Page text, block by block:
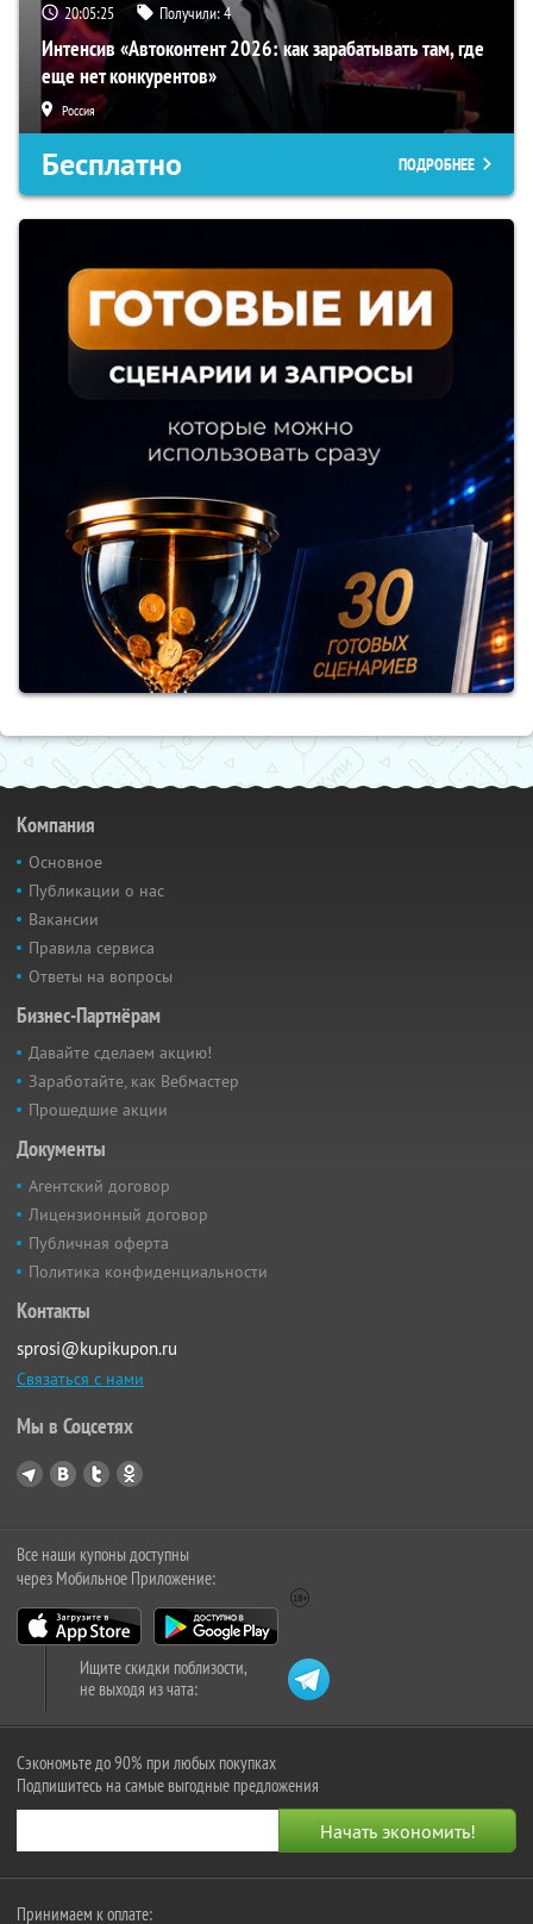
20:05:24 Получили:4
Интенсив «Автоконтент 2026: как зарабатывать там, где
еще нет конкурентов»
Россия
Бесплатно ПОДРОБНЕЕ
Компания
Основное
Публикации о нас
Вакансии
Правила сервиса
Ответы на вопросы
Бизнес-Партнёрам
Давайте сделаем акцию!
Заработайте, как Вебмастер
Прошедшие акции
Документы
Агентский договор
Лицензионный договор
Публичная оферта
Политика конфиденциальности
Контакты
sprosi@kupikupon.ru
Связаться с нами
Мы в Соцсетях
Все наши купоны доступны
через Мобильное Приложение:
Ищите скидки поблизости,
не выходя из чата:
Сэкономьте до 90% при любых покупках
Подпишитесь на самые выгодные предложения
Принимаем к оплате: